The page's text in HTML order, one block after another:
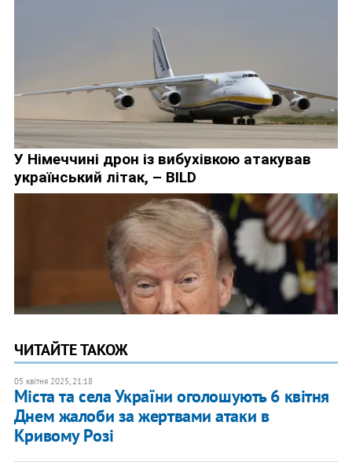
ЧИТАЙТЕ ТАКОЖ
05 квітня 2025, 21:18
Міста та села України оголошують 6 квітня
Днем жалоби за жертвами атаки в
Кривому Розі